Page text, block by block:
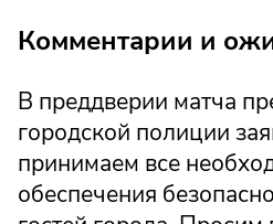
Комментарии и
В преддверии матча
городской полиции
принимаем все
обеспечения